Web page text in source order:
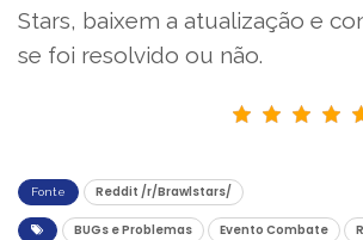
Stars, baixem a atualização e
se foi resolvido ou não.
Fonte Reddit /r/Brawlstars/
BUGs e Problemas Evento Combate